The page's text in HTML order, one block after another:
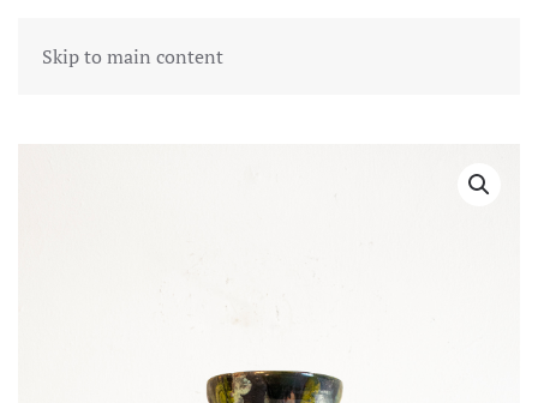
Skip to main content